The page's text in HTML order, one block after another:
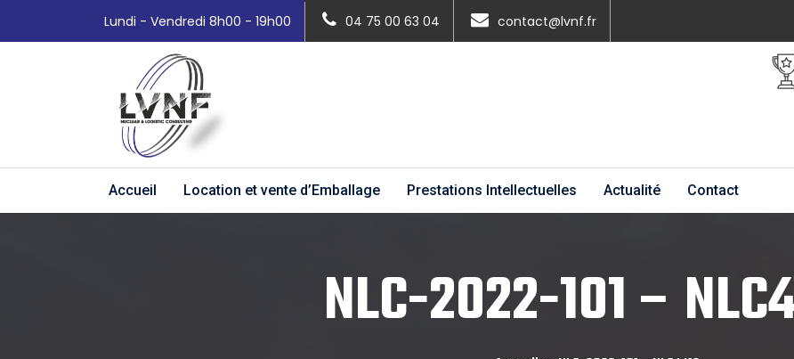
Lundi - Vendredi 8h00 - 19h00 04 75 00 63 04 contact@lvnf.fr
Accueil Location et vente d’Emballage Prestations Intellectuelles Actualité Contact
NLC-2022-101 –